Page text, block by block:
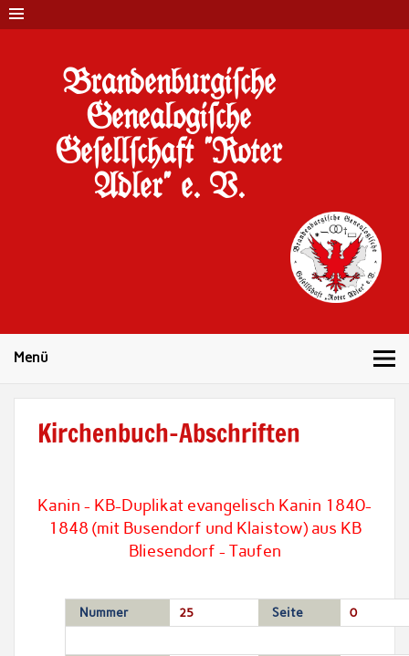
Brandenburgi#che
Genealogi#che
Ge#ell#chaft "Roter
Adler" e. V.
Menü
Kirchenbuch-Abschriften
Kanin - KB-Duplikat evangelisch Kanin 1840-
1848 (mit Busendorf und Klaistow) aus KB
Bliesendorf - Taufen
Nummer 25 Seite 0